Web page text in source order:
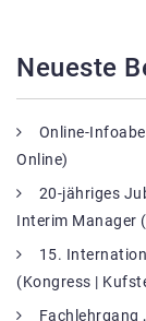
Neueste
Online-
Online)
20-jähriges
Interim Manager
15.
(Kongress |
Fachlehrgang